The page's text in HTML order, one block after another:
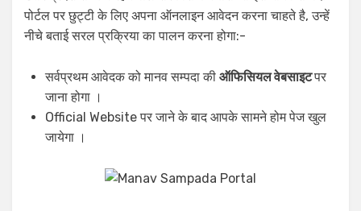
पोर्टल पर छुट्टी के लिए अपना ऑनलाइन आवेदन करना चाहते है, उन्हें
नीचे बताई सरल प्रक्रिया का पालन करना होगा:-
सर्वप्रथम आवेदक को मानव सम्पदा की ऑफिसियल वेबसाइटपर
जाना होगा ।
Official Website पर जाने के बाद आपके सामने होम पेज खुल
जायेगा ।